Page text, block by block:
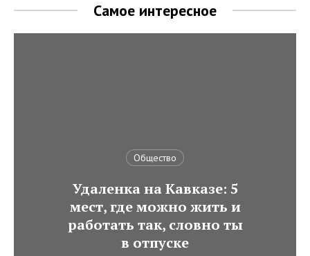
Самое интересное
Общество
Удаленка на Кавказе: 5
мест, где можно жить и
работать так, словно ты
в отпуске